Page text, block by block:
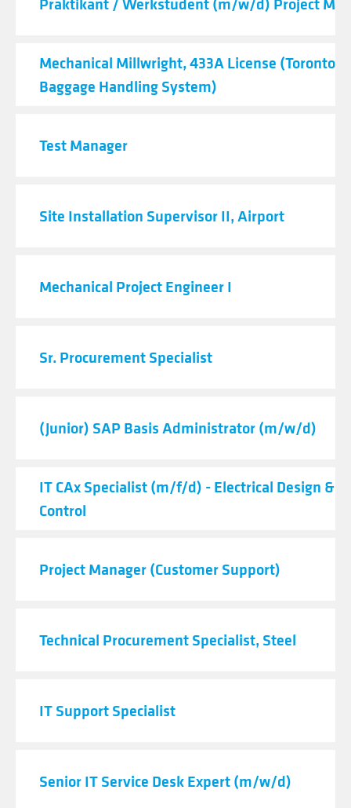
Mechanical Millwright, 433A License (Toronto
Baggage Handling System)
Test Manager
Site Installation Supervisor II, Airport
Mechanical Project Engineer I
Sr. Procurement Specialist
(Junior) SAP Basis Administrator (m/w/d)
IT CAx Specialist (m/f/d) - Electrical Design &
Control
Project Manager (Customer Support)
Technical Procurement Specialist, Steel
IT Support Specialist
Senior IT Service Desk Expert (m/w/d)